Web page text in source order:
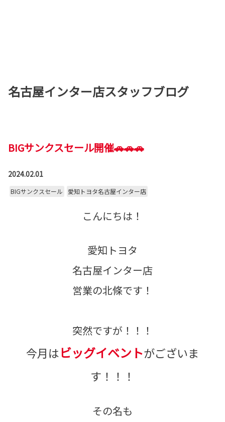
名古屋インター店スタッフブログ
BIGサンクスセール開催🚗🚗🚗
2024.02.01
BIGサンクスセール 愛知トヨタ名古屋インター店
こんにちは！
愛知トヨタ
名古屋インター店
営業の北條です！
突然ですが！！！
今月はビッグイベントがございま
す！！！
その名も